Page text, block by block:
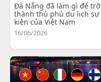
Đà Nẵng đã làm gì để trở
thành thủ phủ du lịch sự
kiện của Việt Nam
16/06/2026